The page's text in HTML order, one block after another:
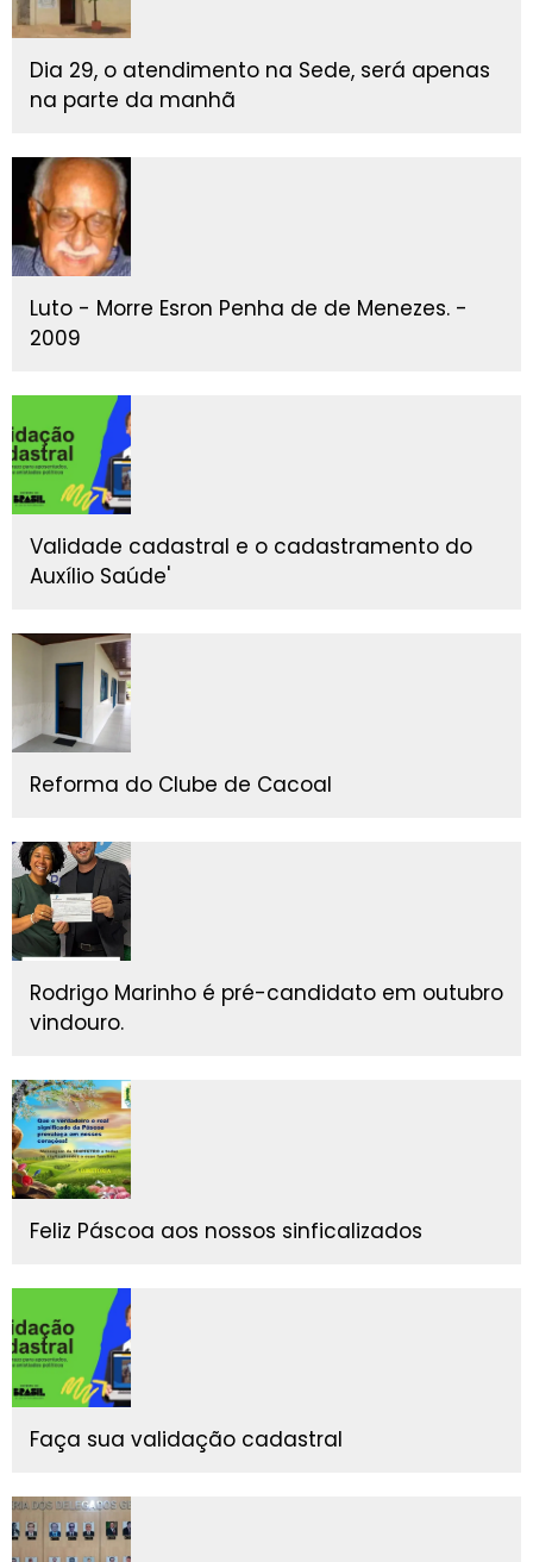
Dia 29, o atendimento na Sede, será apenas
na parte da manhã
Luto - Morre Esron Penha de de Menezes. -
2009
Validade cadastral e o cadastramento do
Auxílio Saúde'
Reforma do Clube de Cacoal
Rodrigo Marinho é pré-candidato em outubro
vindouro.
Feliz Páscoa aos nossos sinficalizados
Faça sua validação cadastral